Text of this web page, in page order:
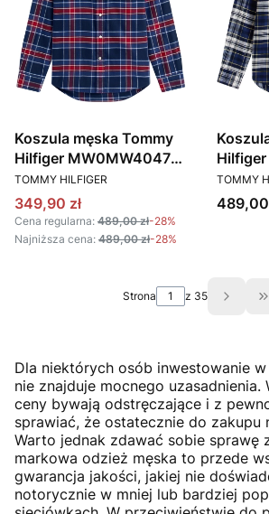
Koszula męska Tommy
Hilfiger MW0MW40473
GRANATOWY
CZERWONY
PRODUCENT
TOMMY HILFIGER
Cena promocyjna
349,90 zł
Cena regularna: 489,00 zł-28%
Najniższa cena: 489,00 zł-28%
TOMMY
Cena
489,00
Strona z 35
Dla niektórych osób inwestowanie
nie znajduje mocnego uzasadnienia.
ceny bywają odstręczające i z
sprawiać, że ostatecznie do zakupu
Warto jednak zdawać sobie sprawę
markowa odzież męska to przede
gwarancja jakości, jakiej nie
notorycznie w mniej lub bardziej